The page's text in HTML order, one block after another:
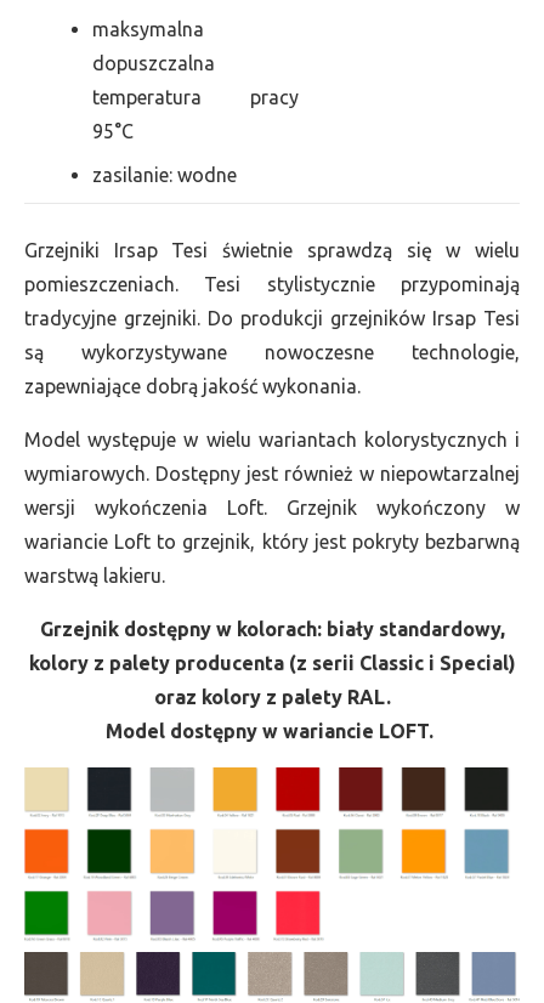
maksymalna
dopuszczalna
temperatura pracy
95°C
zasilanie: wodne
Grzejniki Irsap Tesi świetnie sprawdzą się w wielu
pomieszczeniach. Tesi stylistycznie przypominają
tradycyjne grzejniki. Do produkcji grzejników Irsap Tesi
są wykorzystywane nowoczesne technologie,
zapewniające dobrą jakość wykonania.
Model występuje w wielu wariantach kolorystycznych i
wymiarowych. Dostępny jest również w niepowtarzalnej
wersji wykończenia Loft. Grzejnik wykończony w
wariancie Loft to grzejnik, który jest pokryty bezbarwną
warstwą lakieru.
Grzejnik dostępny w kolorach: biały standardowy,
kolory z palety producenta (z serii Classic i Special)
oraz kolory z palety RAL.
Model dostępny w wariancie LOFT.